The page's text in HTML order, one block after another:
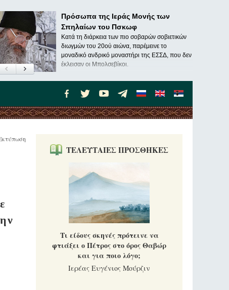
Πρόσωπα της Ιεράς Μονής των
Σπηλαίων του Πσκωφ
Κατά τη διάρκεια των πιο σοβαρών σοβιετικών
διωγμών του 20ού αιώνα, παρέμεινε το
μοναδικό ανδρικό μοναστήρι της ΕΣΣΔ, που δεν
έκλεισαν οι Μπολσεβίκοι.
ΤΕΛΕΥΤΑΙΕΣ ΠΡΟΣΘΗΚΕΣ
Τι είδους σκηνές πρότεινε να
φτιάξει ο Πέτρος στο όρος Θαβώρ
και για ποιο λόγο;
Ιερέας Ευγένιος Μούρζιν